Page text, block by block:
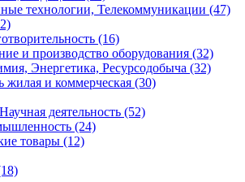
технологии, Телекоммуникации (47)
(16)
и производство оборудования (32)
Энергетика, Ресурсодобыча (32)
жилая и коммерческая (30)
деятельность (52)
(24)
товары (12)